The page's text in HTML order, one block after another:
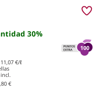
30%
11,07 €/ℓ
€